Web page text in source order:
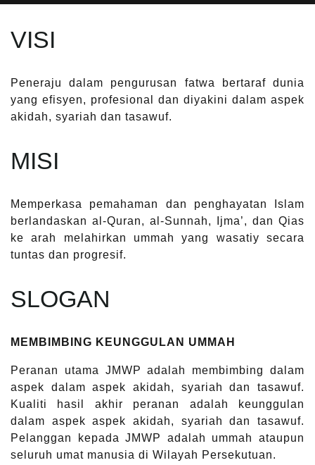
VISI
Peneraju dalam pengurusan fatwa bertaraf dunia
yang efisyen, profesional dan diyakini dalam aspek
akidah, syariah dan tasawuf.
MISI
Memperkasa pemahaman dan penghayatan Islam
berlandaskan al-Quran, al-Sunnah, Ijma’, dan Qias
ke arah melahirkan ummah yang wasatiy secara
tuntas dan progresif.
SLOGAN
MEMBIMBING KEUNGGULAN UMMAH
Peranan utama JMWP adalah membimbing dalam
aspek dalam aspek akidah, syariah dan tasawuf.
Kualiti hasil akhir peranan adalah keunggulan
dalam aspek aspek akidah, syariah dan tasawuf.
Pelanggan kepada JMWP adalah ummah ataupun
seluruh umat manusia di Wilayah Persekutuan.